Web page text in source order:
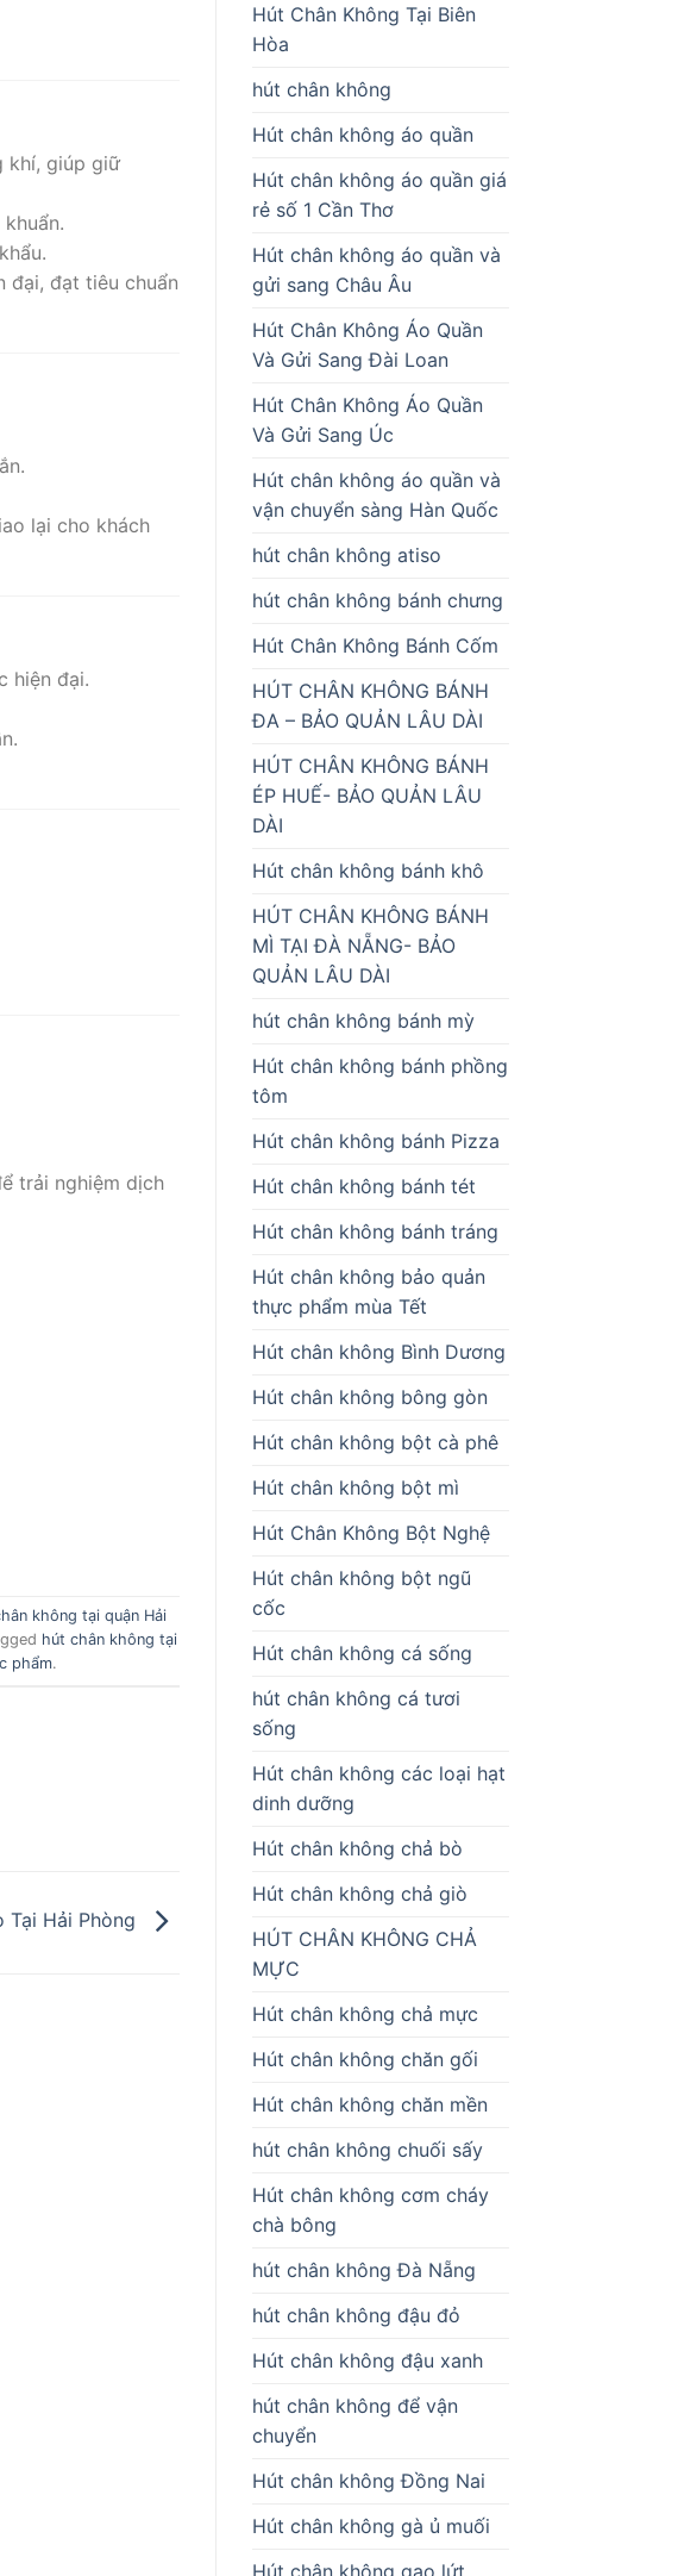
khí, giúp giữ
đại, đạt tiêu chuẩn
lại cho khách
hiện đại.
trải nghiệm dịch
không tại quận Hải
hút chân không tại
phẩm.
Tại Hải Phòng
Hút Chân Không Tại Biên
Hòa
hút chân không
Hút chân không áo quần
Hút chân không áo quần giá
rẻ số 1 Cần Thơ
Hút chân không áo quần và
gửi sang Châu Âu
Hút Chân Không Áo Quần
Và Gửi Sang Đài Loan
Hút Chân Không Áo Quần
Và Gửi Sang Úc
Hút chân không áo quần và
vận chuyển sàng Hàn Quốc
hút chân không atiso
hút chân không bánh chưng
Hút Chân Không Bánh Cốm
HÚT CHÂN KHÔNG BÁNH
ĐA – BẢO QUẢN LÂU DÀI
HÚT CHÂN KHÔNG BÁNH
ÉP HUẾ- BẢO QUẢN LÂU
DÀI
Hút chân không bánh khô
HÚT CHÂN KHÔNG BÁNH
MÌ TẠI ĐÀ NẴNG- BẢO
QUẢN LÂU DÀI
hút chân không bánh mỳ
Hút chân không bánh phồng
tôm
Hút chân không bánh Pizza
Hút chân không bánh tét
Hút chân không bánh tráng
Hút chân không bảo quản
thực phẩm mùa Tết
Hút chân không Bình Dương
Hút chân không bông gòn
Hút chân không bột cà phê
Hút chân không bột mì
Hút Chân Không Bột Nghệ
Hút chân không bột ngũ
cốc
Hút chân không cá sống
hút chân không cá tươi
sống
Hút chân không các loại hạt
dinh dưỡng
Hút chân không chả bò
Hút chân không chả giò
HÚT CHÂN KHÔNG CHẢ
MỰC
Hút chân không chả mực
Hút chân không chăn gối
Hút chân không chăn mền
hút chân không chuối sấy
Hút chân không cơm cháy
chà bông
hút chân không Đà Nẵng
hút chân không đậu đỏ
Hút chân không đậu xanh
hút chân không để vận
chuyển
Hút chân không Đồng Nai
Hút chân không gà ủ muối
Hút chân không gạo lứt